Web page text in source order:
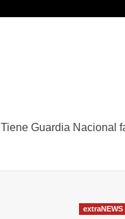
Tiene Guardia Nacional
extraNEWS